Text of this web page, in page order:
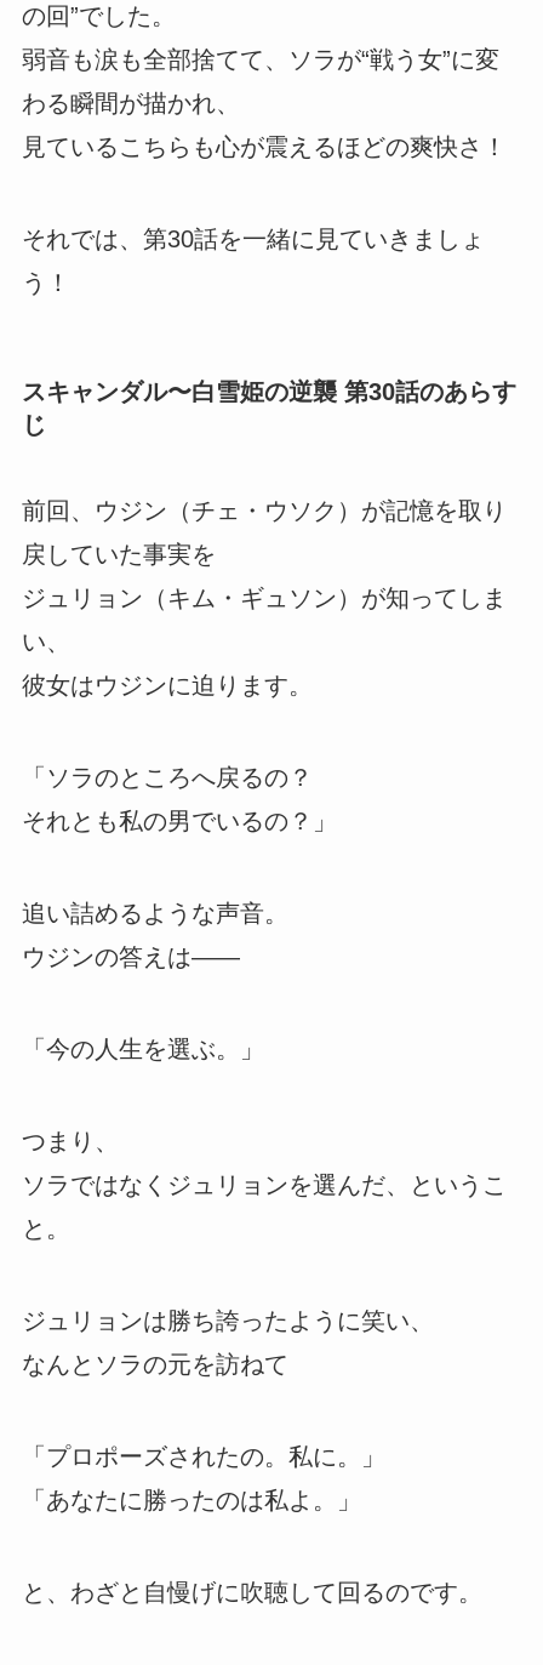
の回”でした。
弱音も涙も全部捨てて、ソラが“戦う女”に変
わる瞬間が描かれ、
見ているこちらも心が震えるほどの爽快さ！
それでは、第30話を一緒に見ていきましょ
う！
スキャンダル〜白雪姫の逆襲 第30話のあらす
じ
前回、ウジン（チェ・ウソク）が記憶を取り
戻していた事実を
ジュリョン（キム・ギュソン）が知ってしま
い、
彼女はウジンに迫ります。
「ソラのところへ戻るの？
それとも私の男でいるの？」
追い詰めるような声音。
ウジンの答えは――
「今の人生を選ぶ。」
つまり、
ソラではなくジュリョンを選んだ、というこ
と。
ジュリョンは勝ち誇ったように笑い、
なんとソラの元を訪ねて
「プロポーズされたの。私に。」
「あなたに勝ったのは私よ。」
と、わざと自慢げに吹聴して回るのです。